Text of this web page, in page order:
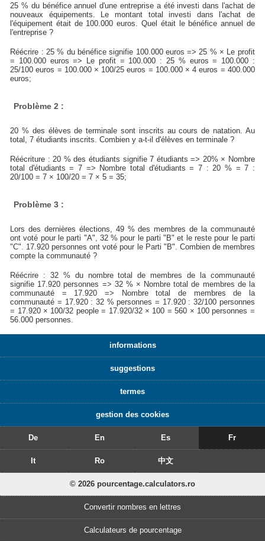
25 % du bénéfice annuel d'une entreprise a été investi dans l'achat de
nouveaux équipements. Le montant total investi dans l'achat de
l'équipement était de 100.000 euros. Quel était le bénéfice annuel de
l'entreprise ?
Réécrire : 25 % du bénéfice signifie 100.000 euros => 25 % × Le profit
= 100.000 euros => Le profit = 100.000 : 25 % euros = 100.000 :
25/100 euros = 100.000 × 100/25 euros = 100.000 × 4 euros = 400.000
euros;
Problème 2 :
20 % des élèves de terminale sont inscrits au cours de natation. Au
total, 7 étudiants inscrits. Combien y a-t-il d'élèves en terminale ?
Réécriture : 20 % des étudiants signifie 7 étudiants => 20% × Nombre
total d'étudiants = 7 => Nombre total d'étudiants = 7 : 20 % = 7 :
20/100 = 7 × 100/20 = 7 × 5 = 35;
Problème 3 :
Lors des dernières élections, 49 % des membres de la communauté
ont voté pour le parti "A", 32 % pour le parti "B" et le reste pour le parti
"C". 17.920 personnes ont voté pour le Parti "B". Combien de membres
compte la communauté ?
Réécrire : 32 % du nombre total de membres de la communauté
signifie 17.920 personnes => 32 % × Nombre total de membres de la
communauté = 17.920 => Nombre total de membres de la
communauté = 17.920 : 32 % personnes = 17.920 : 32/100 personnes
= 17.920 × 100/32 people = 17.920/32 × 100 = 560 × 100 personnes =
56.000 personnes.
informations
suggestions
termes
gestion des cookies
De En Es Fr
It Ro 中文
© 2026 pourcentage.calculators.ro
Convertir nombres en lettres
Calculateurs de pourcentage